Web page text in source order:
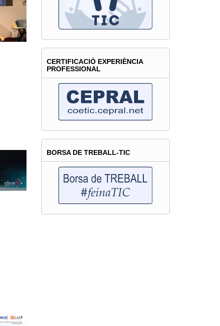
CERTIFICACIÓ EXPERIÈNCIA
PROFESSIONAL
BORSA DE TREBALL-TIC